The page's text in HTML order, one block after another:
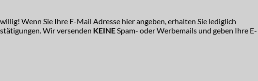
Wenn Sie Ihre E-Mail Adresse hier angeben, erhalten Sie lediglich
Wir versenden KEINESpam- oder Werbemails und geben Ihre E-